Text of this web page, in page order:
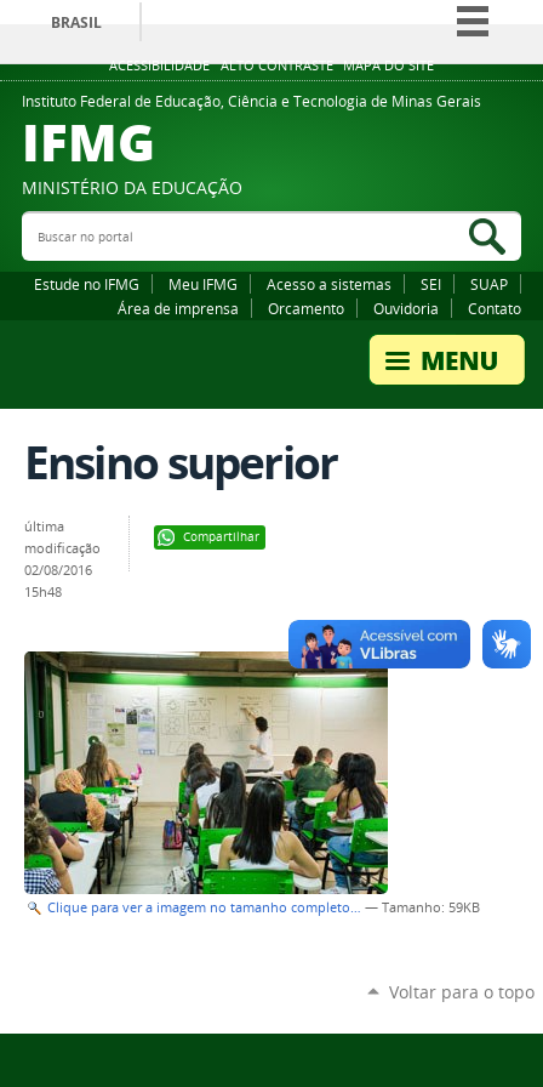
ACESSIBILIDADE ALTO CONTRASTE MAPA DO SITE
BRASIL
Simplifique!
Comunica BR
Legislação
Instituto Federal de Educação, Ciência e Tecnologia de Minas Gerais
IFMG
MINISTÉRIO DA EDUCAÇÃO
Buscar no portal
Estude no IFMG Meu IFMG Acesso a sistemas SEI
SUAP
Área de imprensa
Orcamento Ouvidoria Contato
Ensino superior
Compartilhar
última
modificação
02/08/2016
15h48
Clique para ver a imagem no tamanho completo… — Tamanho: 59KB
Voltar para o topo